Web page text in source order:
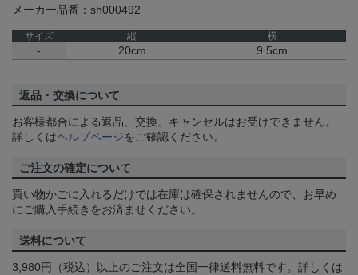
メーカー品番：sh000492
サイズ 縦 横
- 20cm 9.5cm
返品・交換について
お客様都合による返品、交換、キャンセルはお受けできません。
詳しくはヘルプページをご確認ください。
ご注文の確定について
買い物かごに入れるだけでは在庫は確保されませんので、お早め
にご購入手続きをお済ませください。
送料について
3,980円（税込）以上のご注文は全国一律送料無料です。詳しくは